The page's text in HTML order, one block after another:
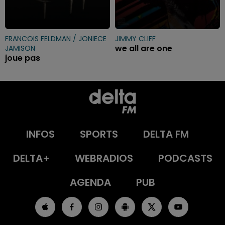
FRANCOIS FELDMAN / JONIECE
JAMISON
joue pas
JIMMY CLIFF
we all are one
INFOS SPORTS
DELTA FM
DELTA+
WEBRADIOS
PODCASTS
AGENDA
PUB